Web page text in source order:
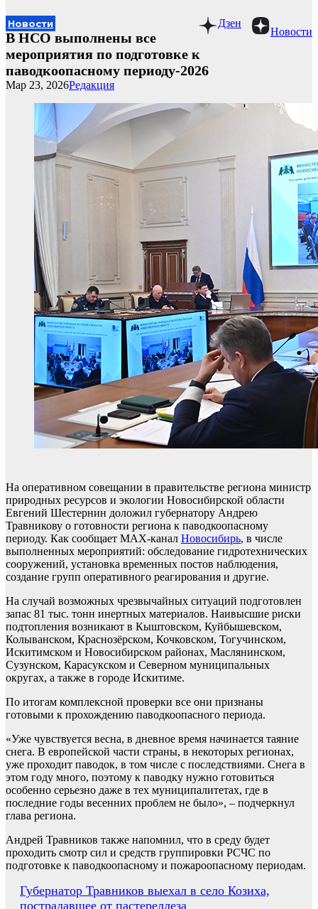
Новости
Дзен
Новости
В НСО выполнены все
мероприятия по подготовке к
паводкоопасному периоду-2026
Редакция
Мар 23, 2026
На оперативном совещании в правительстве региона министр
природных ресурсов и экологии Новосибирской области
Евгений Шестернин доложил губернатору Андрею
Травникову о готовности региона к паводкоопасному
периоду. Как сообщает MAX-канал Новосибирь, в числе
выполненных мероприятий: обследование гидротехнических
сооружений, установка временных постов наблюдения,
создание групп оперативного реагирования и другие.
На случай возможных чрезвычайных ситуаций подготовлен
запас 81 тыс. тонн инертных материалов. Наивысшие риски
подтопления возникают в Кыштовском, Куйбышевском,
Колыванском, Краснозёрском, Кочковском, Тогучинском,
Искитимском и Новосибирском районах, Маслянинском,
Сузунском, Карасукском и Северном муниципальных
округах, а также в городе Искитиме.
По итогам комплексной проверки все они признаны
готовыми к прохождению паводкоопасного периода.
«Уже чувствуется весна, в дневное время начинается таяние
снега. В европейской части страны, в некоторых регионах,
уже проходит паводок, в том числе с последствиями. Снега в
этом году много, поэтому к паводку нужно готовиться
особенно серьезно даже в тех муниципалитетах, где в
последние годы весенних проблем не было», – подчеркнул
глава региона.
Андрей Травников также напомнил, что в среду будет
проходить смотр сил и средств группировки РСЧС по
подготовке к паводкоопасному и пожароопасному периодам.
Навигация
Губернатор Травников выехал в село Козиха,
пострадавшее от пастереллеза